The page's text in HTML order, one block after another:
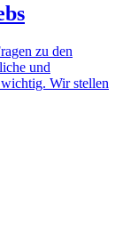
zu den
und
Wir stellen